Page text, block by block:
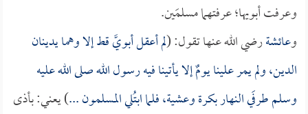
وعرفت أبويها؛ عرفتهما مسلمَين.
وعائشةرضي الله عنها تقول: (لم أعقل أبويَّ قط إلا وهما يدينان
الدين، ولم يمر علينا يومٌ إلا يأتينا فيه رسول الله صلى الله عليه
وسلم طرفَي النهار بكرة وعشية، فلما ابتُلي المسلمون ...) يعني: بأذى